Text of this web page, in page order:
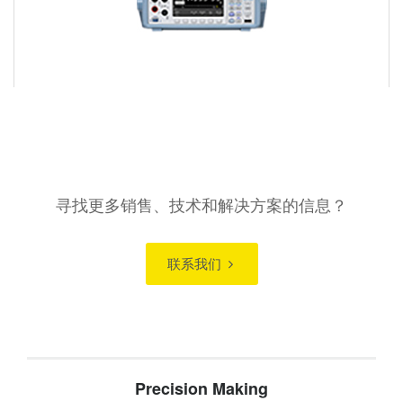
寻找更多销售、技术和解决方案的信息？
联系我们
Precision Making